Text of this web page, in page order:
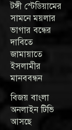
টঙ্গী স্টেডিয়ামের
সামনে ময়লার
ভাগার বন্ধের
দাবিতে
জামায়াতে
ইসলামীর
মানববন্ধন
বিজয় বাংলা
অনলাইন টিভি
আসছে